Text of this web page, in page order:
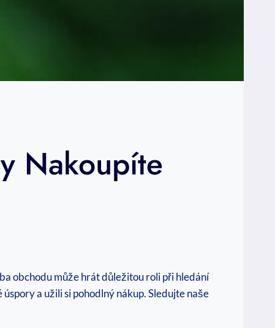
Nakoupíte
obchodu může hrát důležitou roli při hledání
a užili si pohodlný nákup. Sledujte naše